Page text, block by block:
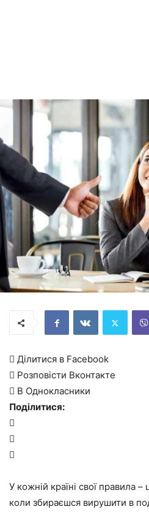
 Ділитися в Facebook
 Розповісти Вконтакте
 В Однокласники
Поділитися:



У кожній країні свої правила
коли збираєшся вирушити в